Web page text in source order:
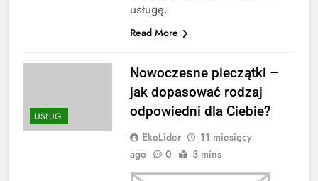
usługę.
Read More
USŁUGI
Nowoczesne pieczątki –
jak dopasować rodzaj
odpowiedni dla Ciebie?
EkoLider
11 miesięcy
ago
0 3 mins